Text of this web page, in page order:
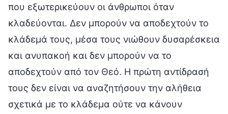
που εξωτερικεύουν οι άνθρωποι όταν
κλαδεύονται. Δεν μπορούν να αποδεχτούν το
κλάδεμά τους, μέσα τους νιώθουν δυσαρέσκεια
και ανυπακοή και δεν μπορούν να το
αποδεχτούν από τον Θεό. Η πρώτη αντίδρασή
τους δεν είναι να αναζητήσουν την αλήθεια
σχετικά με το κλάδεμα ούτε να κάνουν